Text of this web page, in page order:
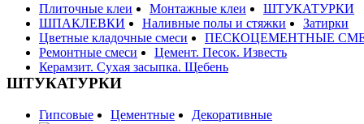
Плиточные клеи Монтажные клеи
ШТУКАТУРКИ
ШПАКЛЕВКИ
Наливные полы и стяжки
Затирки
Цветные кладочные смеси
ПЕСКОЦЕМЕНТНЫЕ
Ремонтные смеси
Цемент. Песок. Известь
Керамзит. Сухая засыпка. Щебень
ШТУКАТУРКИ
Гипсовые Цементные Декоративные